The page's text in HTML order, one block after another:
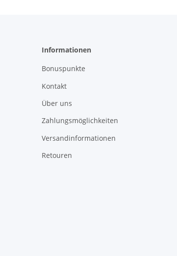
Informationen
Bonuspunkte
Kontakt
Über uns
Zahlungsmöglichkeiten
Versandinformationen
Retouren